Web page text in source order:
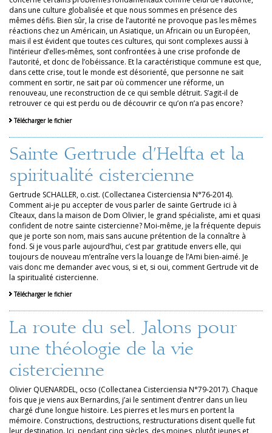
dans une culture globalisée et que nous sommes en présence des
mêmes défis. Bien sûr, la crise de l’autorité ne provoque pas les mêmes
réactions chez un Américain, un Asiatique, un Africain ou un Européen,
mais il est évident que toutes ces cultures, qui sont complexes aussi à
l’intérieur d’elles-mêmes, sont confrontées à une crise profonde de
l’autorité, et donc de l’obéissance. Et la caractéristique commune est que,
dans cette crise, tout le monde est désorienté, que personne ne sait
comment en sortir, ne sait par où commencer une réforme, un
renouveau, une reconstruction de ce qui semble détruit. S’agit-il de
retrouver ce qui est perdu ou de découvrir ce qu’on n’a pas encore?
Télécharger le fichier
Sainte Gertrude d’Helfta et la
spiritualité cistercienne
Gertrude SCHALLER, o.cist. (Collectanea Cisterciensia N°76-2014).
Comment ai-je pu accepter de vous parler de sainte Gertrude ici à
Cîteaux, dans la maison de Dom Olivier, le grand spécialiste, ami et quasi
confident de notre sainte cistercienne? Moi-même, je la fréquente depuis
que je porte son nom, mais sans aucune prétention de la connaître à
fond. Si je vous parle aujourd’hui, c’est par gratitude envers elle, qui
toujours de nouveau m’entraîne vers la louange de l’Ami bien-aimé. Je
vais donc me demander avec vous, si et, si oui, comment Gertrude vit de
la spiritualité cistercienne.
Télécharger le fichier
La route du sel. Jalons pour
une théologie de la vie
cistercienne
Olivier QUENARDEL, ocso (Collectanea Cisterciensia N°79-2017). Chaque
fois que je viens aux Bernardins, j’ai le sentiment d’entrer dans un lieu
chargé d’une longue histoire. Les pierres et les murs en portent la
mémoire. Constructions, destructions, restructurations disent quelle fut
leur destination. Ici, pendant cinq siècles, des moines, plutôt jeunes et